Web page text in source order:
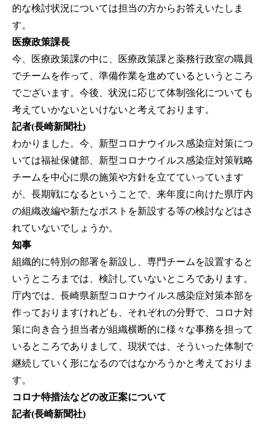
的な検討状況については担当の方からお答えいたしま
す。
医療政策課長
今、医療政策課の中に、医療政策課と薬務行政室の職員
でチームを作って、準備作業を進めているというところ
でございます。今後、状況に応じて体制強化についても
考えていかないといけないと考えております。
記者(長崎新聞社)
わかりました。今、新型コロナウイルス感染症対策につ
いては福祉保健部、新型コロナウイルス感染症対策戦略
チームを中心に県の施策や方針を立てていっています
が、長期戦になるということで、来年度に向けた県庁内
の組織改編や新たなポストを新設する等の検討などはさ
れていないでしょうか。
知事
組織的に特別の部署を新設し、専門チームを設置すると
いうところまでは、検討していないところであります。
庁内では、長崎県新型コロナウイルス感染症対策本部を
作っておりますけれども、それぞれの分野で、コロナ対
策に向き合う担当者が組織横断的に様々な事務を担って
いるところでありまして、現状では、そういった体制で
継続していく形になるのではなかろうかと考えておりま
す。
コロナ特措法などの改正案について
記者(長崎新聞社)